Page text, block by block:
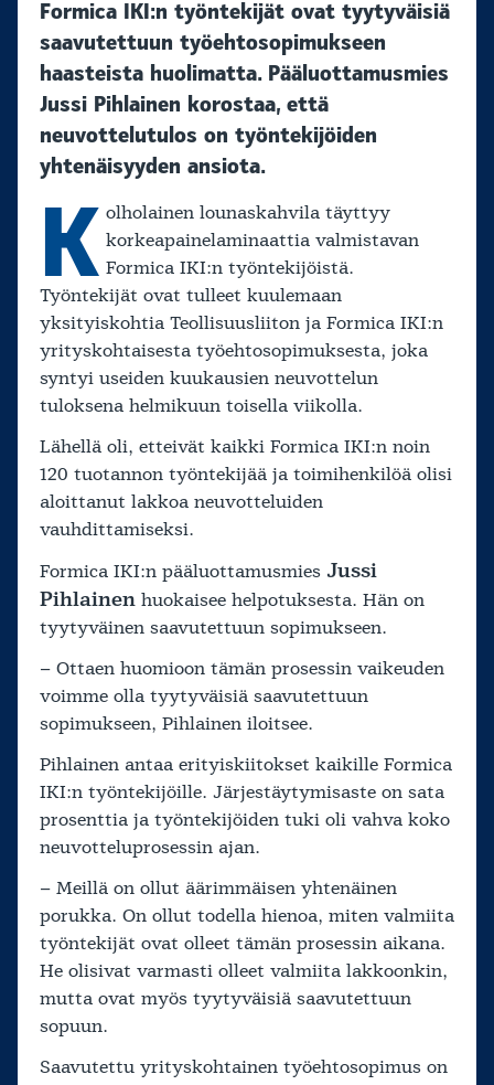
Formica IKI:n työntekijät ovat tyytyväisiä
saavutettuun työehtosopimukseen
haasteista huolimatta. Pääluottamusmies
Jussi Pihlainen korostaa, että
neuvottelutulos on työntekijöiden
yhtenäisyyden ansiota.
K olholainen lounaskahvila täyttyy
korkeapainelaminaattia valmistavan
Formica IKI:n työntekijöistä.
Työntekijät ovat tulleet kuulemaan
yksityiskohtia Teollisuusliiton ja Formica IKI:n
yrityskohtaisesta työehtosopimuksesta, joka
syntyi useiden kuukausien neuvottelun
tuloksena helmikuun toisella viikolla.
Lähellä oli, etteivät kaikki Formica IKI:n noin
120 tuotannon työntekijää ja toimihenkilöä olisi
aloittanut lakkoa neuvotteluiden
vauhdittamiseksi.
Formica IKI:n pääluottamusmies Jussi
Pihlainen huokaisee helpotuksesta. Hän on
tyytyväinen saavutettuun sopimukseen.
– Ottaen huomioon tämän prosessin vaikeuden
voimme olla tyytyväisiä saavutettuun
sopimukseen, Pihlainen iloitsee.
Pihlainen antaa erityiskiitokset kaikille Formica
IKI:n työntekijöille. Järjestäytymisaste on sata
prosenttia ja työntekijöiden tuki oli vahva koko
neuvotteluprosessin ajan.
– Meillä on ollut äärimmäisen yhtenäinen
porukka. On ollut todella hienoa, miten valmiita
työntekijät ovat olleet tämän prosessin aikana.
He olisivat varmasti olleet valmiita lakkoonkin,
mutta ovat myös tyytyväisiä saavutettuun
sopuun.
Saavutettu yrityskohtainen työehtosopimus on